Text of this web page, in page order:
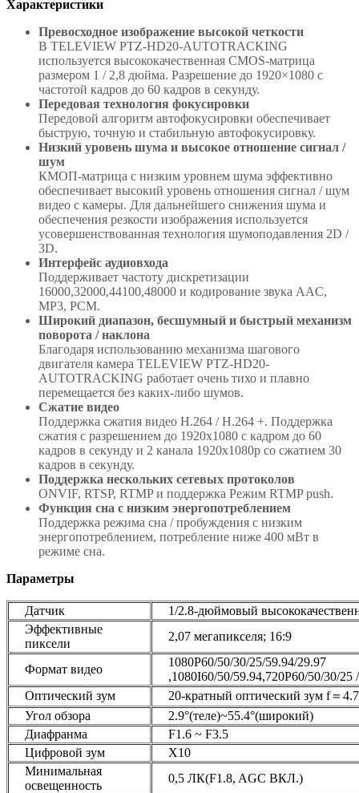
Характеристики
Превосходное изображение высокой четкости
В TELEVIEW PTZ-HD20-AUTOTRACKING
используется высококачественная CMOS-матрица
размером 1 / 2,8 дюйма. Разрешение до 1920×1080 с
частотой кадров до 60 кадров в секунду.
Передовая технология фокусировки
Передовой алгоритм автофокусировки обеспечивает
быструю, точную и стабильную автофокусировку.
Низкий уровень шума и высокое отношение сигнал /
шум
КМОП-матрица с низким уровнем шума эффективно
обеспечивает высокий уровень отношения сигнал / шум
видео с камеры. Для дальнейшего снижения шума и
обеспечения резкости изображения используется
усовершенствованная технология шумоподавления 2D /
3D.
Интерфейс аудиовхода
Поддерживает частоту дискретизации
16000,32000,44100,48000 и кодирование звука AAC,
MP3, PCM.
Широкий диапазон, бесшумный и быстрый механизм
поворота / наклона
Благодаря использованию механизма шагового
двигателя камера TELEVIEW PTZ-HD20-
AUTOTRACKING работает очень тихо и плавно
перемещается без каких-либо шумов.
Сжатие видео
Поддержка сжатия видео H.264 / H.264 +. Поддержка
сжатия с разрешением до 1920х1080 с кадром до 60
кадров в секунду и 2 канала 1920x1080p со сжатием 30
кадров в секунду.
Поддержка нескольких сетевых протоколов
ONVIF, RTSP, RTMP и поддержка Режим RTMP push.
Функция сна с низким энергопотреблением
Поддержка режима сна / пробуждения с низким
энергопотреблением, потребление ниже 400 мВт в
режиме сна.
Параметры
Датчик
1/2.8-дюймовый
Эффективные
пиксели
2,07 мегапикселя; 16:9
Формат видео
1080P60/50/30/25/59.94/29.97
,1080I60/50/59.94,720P60/50/30/25
Оптический зум
20-кратный оптический зум f＝
Угол обзора
2.9°(теле)~55.4°(широкий)
Диафранма
F1.6 ~ F3.5
Цифровой зум
X10
Минимальная
освещенность
0,5 ЛК(F1.8, AGC ВКЛ.)